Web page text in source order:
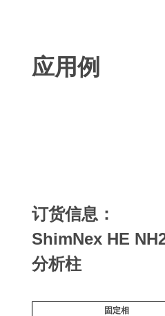
应用例
订货信息：
ShimNex HE
分析柱
固定相